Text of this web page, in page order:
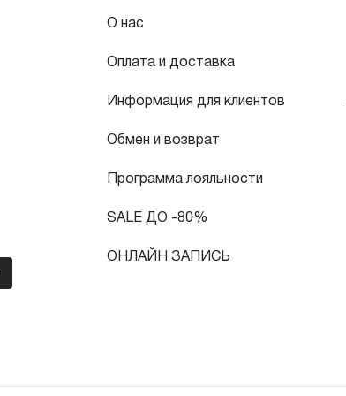
О нас
Оплата и доставка
Информация для клиентов
Обмен и возврат
Программа лояльности
SALE ДО -80%
ОНЛАЙН ЗАПИСЬ